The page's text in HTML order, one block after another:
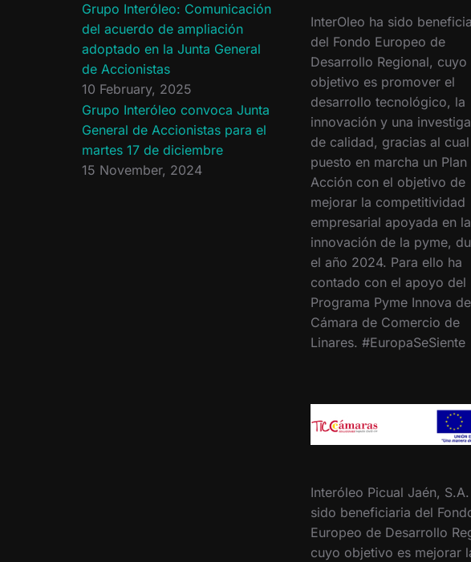
Grupo Interóleo: Comunicación
del acuerdo de ampliación
adoptado en la Junta General
de Accionistas
10 February, 2025
Grupo Interóleo convoca Junta
General de Accionistas para el
martes 17 de diciembre
15 November, 2024
InterOleo ha sido
del Fondo Europeo de
Desarrollo Regional, cuyo
objetivo es promover el
desarrollo tecnológico, la
innovación y una
de calidad, gracias al cual
puesto en marcha un Plan
Acción con el objetivo de
mejorar la competitividad
empresarial apoyada en la
innovación de la pyme,
el año 2024. Para ello ha
contado con el apoyo del
Programa Pyme Innova
Cámara de Comercio de
Linares. #EuropaSeSiente
Interóleo Picual Jaén,
sido beneficiaria del
Europeo de Desarrollo
cuyo objetivo es mejorar